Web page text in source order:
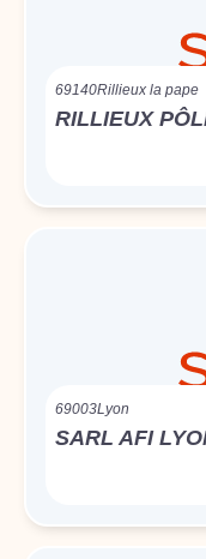
69140Rillieux la pape
RILLIEUX
69003Lyon
SARL AFI